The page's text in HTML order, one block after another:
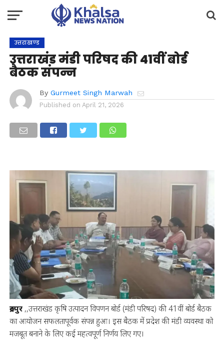
उत्तराखण्ड
उत्तराखंड मंडी परिषद की 41वीं बोर्ड
बैठक संपन्न
By Gurmeet Singh Marwah
Published on April 21, 2026
रूद्रपुर,,उत्तराखंड कृषि उत्पादन विपणन बोर्ड (मंडी परिषद) की 41वीं बोर्ड बैठक
का आयोजन सफलतापूर्वक संपन्न हुआ। इस बैठक में प्रदेश की मंडी व्यवस्था को
मजबूत बनाने के लिए कई महत्वपूर्ण निर्णय लिए गए।